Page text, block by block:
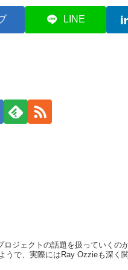
LINE
ジェクトの話題を扱っていくの
うで、実際にはRay Ozzieも深く